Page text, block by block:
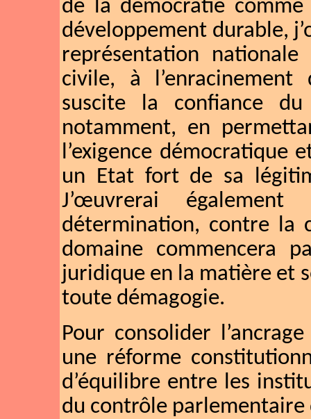
de la démocratie
développement durable,
représentation
civile, à l’enracinement
suscite la confiance
notamment, en
l’exigence démocratique
un Etat fort de sa
J’œuvrerai
détermination, contre la
domaine commencera
juridique en la matière et
toute démagogie.
Pour consolider
une réforme
d’équilibre entre les
du contrôle parlementaire